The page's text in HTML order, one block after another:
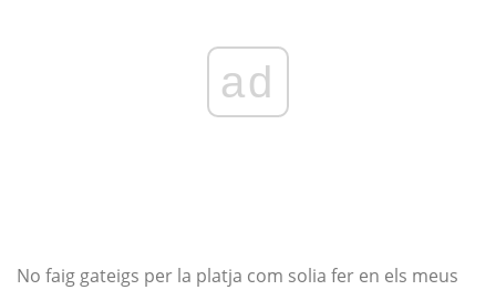
ad
No faig gateigs per la platja com solia fer en els meus